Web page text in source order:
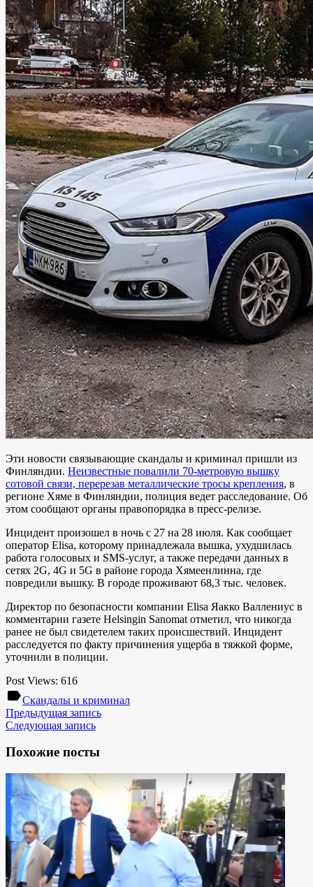
Эти новости связывающие скандалы и криминал пришли из
Финляндии. Неизвестные повалили 70-метровую вышку
сотовой связи, перерезав металлические тросы крепления, в
регионе Хяме в Финляндии, полиция ведет расследование. Об
этом сообщают органы правопорядка в пресс-релизе.
Инцидент произошел в ночь с 27 на 28 июля. Как сообщает
оператор Elisa, которому принадлежала вышка, ухудшилась
работа голосовых и SMS-услуг, а также передачи данных в
сетях 2G, 4G и 5G в районе города Хямеенлинна, где
повредили вышку. В городе проживают 68,3 тыс. человек.
Директор по безопасности компании Elisa Яакко Валлениус в
комментарии газете Helsingin Sanomat отметил, что никогда
ранее не был свидетелем таких происшествий. Инцидент
расследуется по факту причинения ущерба в тяжкой форме,
уточнили в полиции.
Post Views: 616
labelСкандалы и криминал
Предыдущая запись
Следующая запись
Похожие посты